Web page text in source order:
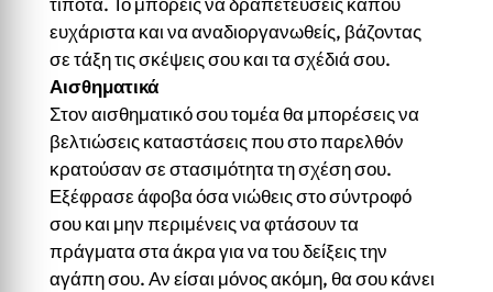
ευχάριστα και να αναδιοργανωθείς, βάζοντας
σε τάξη τις σκέψεις σου και τα σχέδιά σου.
Αισθηματικά
Στον αισθηματικό σου τομέα θα μπορέσεις να
βελτιώσεις καταστάσεις που στο παρελθόν
κρατούσαν σε στασιμότητα τη σχέση σου.
Εξέφρασε άφοβα όσα νιώθεις στο σύντροφό
σου και μην περιμένεις να φτάσουν τα
πράγματα στα άκρα για να του δείξεις την
αγάπη σου. Αν είσαι μόνος ακόμη, θα σου κάνει